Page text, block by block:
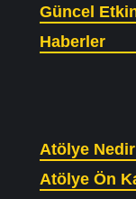
Güncel
Haberler
Atölye
Atölye Ön